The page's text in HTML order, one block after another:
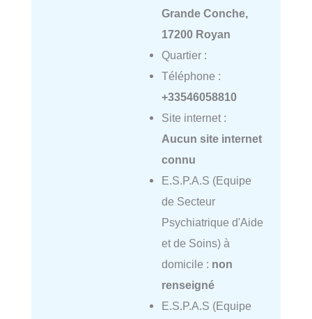
Grande Conche,
17200 Royan
Quartier :
Téléphone :
+33546058810
Site internet :
Aucun site internet
connu
E.S.P.A.S (Equipe
de Secteur
Psychiatrique d'Aide
et de Soins) à
domicile : non
renseigné
E.S.P.A.S (Equipe